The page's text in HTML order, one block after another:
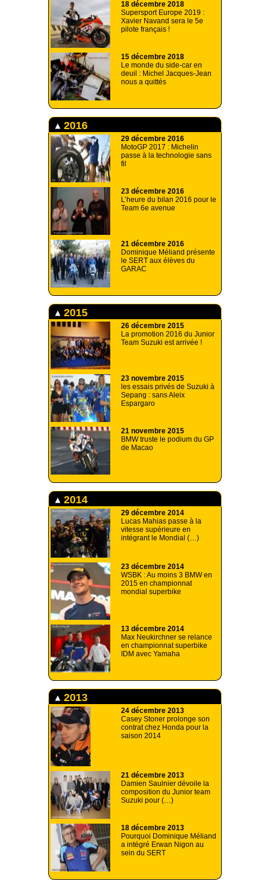
18 décembre 2018
Supersport Europe 2019 :
Xavier Navand sera le 5e
pilote français !
15 décembre 2018
Le monde du side-car en
deuil : Michel Jacques-Jean
nous a quittés
2016
29 décembre 2016
MotoGP 2017 : Michelin
passe à la technologie sans
fil
23 décembre 2016
L’heure du bilan 2016 pour le
Team 6e avenue
21 décembre 2016
Dominique Méliand présente
le SERT aux élèves du
GARAC
2015
26 décembre 2015
La promotion 2016 du Junior
Team Suzuki est arrivée !
23 novembre 2015
les essais privés de Suzuki à
Sepang : sans Aleix
Espargaro
21 novembre 2015
BMW truste le podium du GP
de Macao
2014
29 décembre 2014
Lucas Mahias passe à la
vitesse supérieure en
intégrant le Mondial (…)
23 décembre 2014
WSBK : Au moins 3 BMW en
2015 en championnat
mondial superbike
13 décembre 2014
Max Neukirchner se relance
en championnat superbike
IDM avec Yamaha
2013
24 décembre 2013
Casey Stoner prolonge son
contrat chez Honda pour la
saison 2014
21 décembre 2013
Damien Saulnier dévoile la
composition du Junior team
Suzuki pour (…)
18 décembre 2013
Pourquoi Dominique Méliand
a intégré Erwan Nigon au
sein du SERT